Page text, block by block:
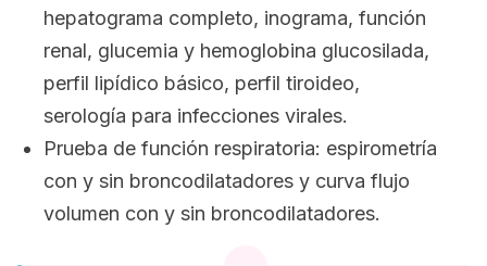
hepatograma completo, inograma, función
renal, glucemia y hemoglobina glucosilada,
perfil lipídico básico, perfil tiroideo,
serología para infecciones virales.
Prueba de función respiratoria: espirometría
con y sin broncodilatadores y curva flujo
volumen con y sin broncodilatadores.